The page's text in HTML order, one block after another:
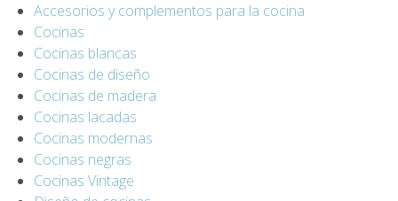
Accesorios y complementos para la cocina
Cocinas
Cocinas blancas
Cocinas de diseño
Cocinas de madera
Cocinas lacadas
Cocinas modernas
Cocinas negras
Cocinas Vintage